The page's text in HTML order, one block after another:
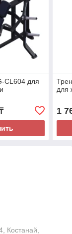
CL604 для
для
1
Костанай,